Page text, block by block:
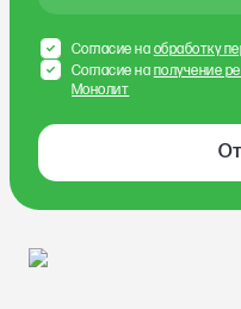
Согласие на обработку
Согласие на получение
Монолит